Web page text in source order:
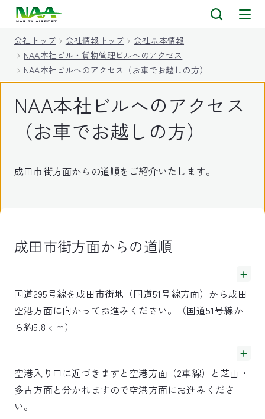
会社トップ 会社情報トップ
会社基本情報
NAA本社ビル・貨物管理ビルへのアクセス
NAA本社ビルへのアクセス（お車でお越しの方）
NAA本社ビルへのアクセス
（お車でお越しの方）
成田市街方面からの道順をご紹介いたします。
成田市街方面からの道順
国道295号線を成田市街地（国道51号線方面）から成田
空港方面に向かってお進みください。（国道51号線か
ら約5.8ｋｍ）
空港入り口に近づきますと空港方面（2車線）と芝山・
多古方面と分かれますので空港方面にお進みくださ
い。